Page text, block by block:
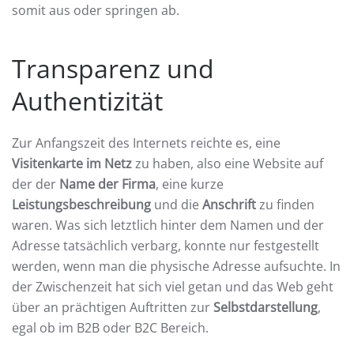
somit aus oder springen ab.
Transparenz und
Authentizität
Zur Anfangszeit des Internets reichte es, eine
Visitenkarte im Netzzu haben, also eine Website auf
der der Name der Firma, eine kurze
Leistungsbeschreibung und die Anschriftzu finden
waren. Was sich letztlich hinter dem Namen und der
Adresse tatsächlich verbarg, konnte nur festgestellt
werden, wenn man die physische Adresse aufsuchte. In
der Zwischenzeit hat sich viel getan und das Web geht
über an prächtigen Auftritten zurSelbstdarstellung,
egal ob im B2B oder B2C Bereich.